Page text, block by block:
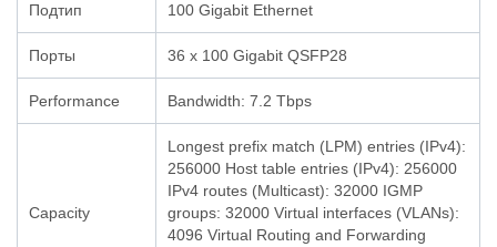
Подтип 100 Gigabit Ethernet
Порты 36 x 100 Gigabit QSFP28
Performance Bandwidth: 7.2 Tbps
Capacity
Longest prefix match (LPM) entries (IPv4):
256000 Host table entries (IPv4): 256000
IPv4 routes (Multicast): 32000 IGMP
groups: 32000 Virtual interfaces (VLANs):
4096 Virtual Routing and Forwarding